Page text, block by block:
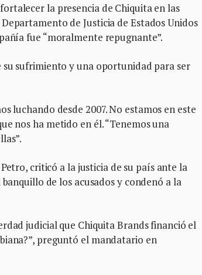
la presencia de Chiquita en las
de Justicia de Estados Unidos
fue “moralmente repugnante”.
sufrimiento y una oportunidad para ser
luchando desde 2007. No estamos en este
nos ha metido en él. “Tenemos una
criticó a la justicia de su país ante la
de los acusados y condenó a la
judicial que Chiquita Brands financió el
preguntó el mandatario en